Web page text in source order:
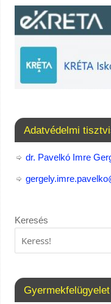
Adatvédelmi
dr. Pavelkó Imre
Keresés
Gyermekfelügyelet